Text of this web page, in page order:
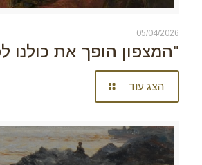
05/04/2026
"המצפון הופך את כולנו
הצג עוד